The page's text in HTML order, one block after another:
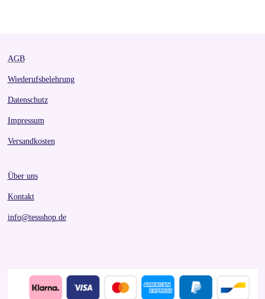
AGB
Wiederufsbelehrung
Datenschutz
Impressum
Versandkosten
Über uns
Kontakt
info@tessshop.de